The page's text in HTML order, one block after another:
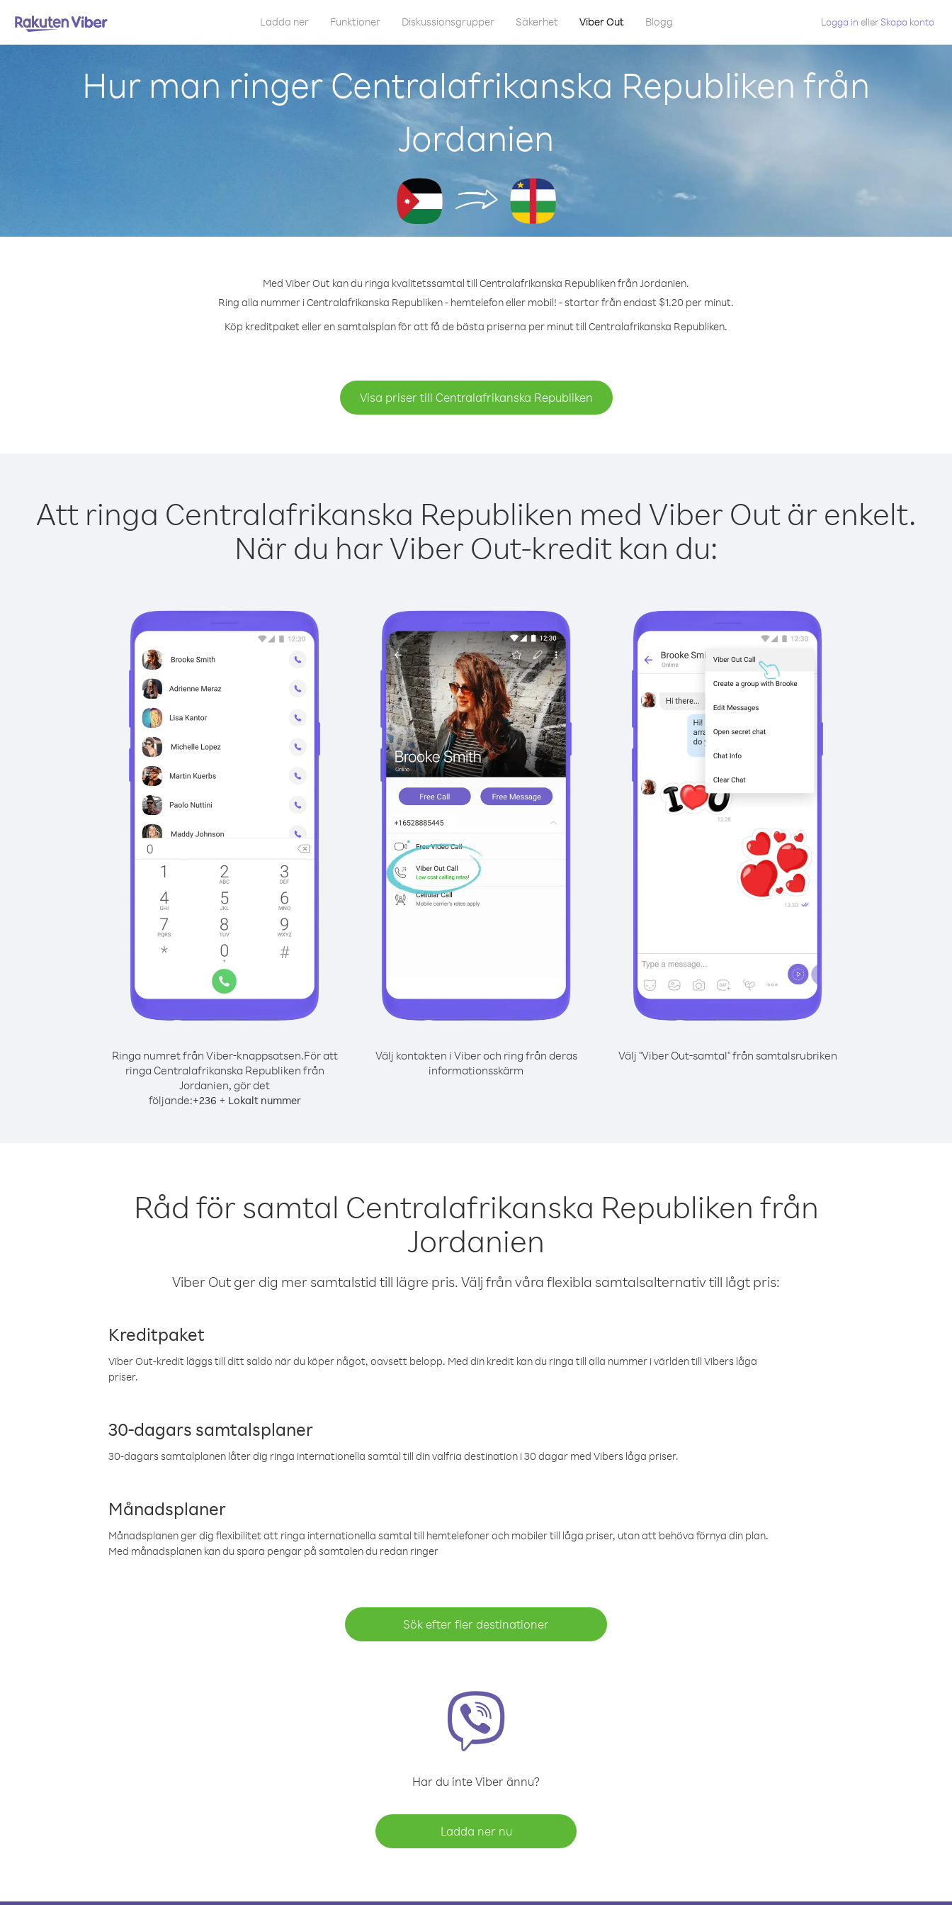
Ladda ner Funktioner Diskussionsgrupper Säkerhet Viber Out Blogg Logga in eller Skapa konto
Hur man ringer Centralafrikanska Republiken från
Jordanien
Med Viber Out kan du ringa kvalitetssamtal till Centralafrikanska Republiken från Jordanien.
Ring alla nummer i Centralafrikanska Republiken - hemtelefon eller mobil! - startar från endast $1.20 per minut.
Köp kreditpaket eller en samtalsplan för att få de bästa priserna per minut till Centralafrikanska Republiken.
Visa priser till Centralafrikanska Republiken
Att ringa Centralafrikanska Republiken med Viber Out är enkelt.
När du har Viber Out-kredit kan du:
Ringa numret från Viber-knappsatsen.För att
ringa Centralafrikanska Republiken från
Jordanien, gör det
följande:+236 + Lokalt nummer
Välj kontakten i Viber och ring från deras
informationsskärm
Välj "Viber Out-samtal" från samtalsrubriken
Råd för samtal Centralafrikanska Republiken från
Jordanien
Viber Out ger dig mer samtalstid till lägre pris. Välj från våra flexibla samtalsalternativ till lågt pris:
Kreditpaket
Viber Out-kredit läggs till ditt saldo när du köper något, oavsett belopp. Med din kredit kan du ringa till alla nummer i världen till Vibers låga
priser.
30-dagars samtalsplaner
30-dagars samtalplanen låter dig ringa internationella samtal till din valfria destination i 30 dagar med Vibers låga priser.
Månadsplaner
Månadsplanen ger dig flexibilitet att ringa internationella samtal till hemtelefoner och mobiler till låga priser, utan att behöva förnya din plan.
Med månadsplanen kan du spara pengar på samtalen du redan ringer
Sök efter fler destinationer
Har du inte Viber ännu?
Ladda ner nu